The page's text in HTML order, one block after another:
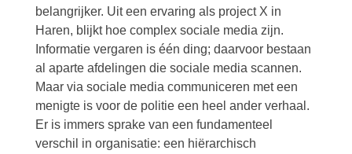
belangrijker. Uit een ervaring als project X in
Haren, blijkt hoe complex sociale media zijn.
Informatie vergaren is één ding; daarvoor bestaan
al aparte afdelingen die sociale media scannen.
Maar via sociale media communiceren met een
menigte is voor de politie een heel ander verhaal.
Er is immers sprake van een fundamenteel
verschil in organisatie: een hiërarchisch